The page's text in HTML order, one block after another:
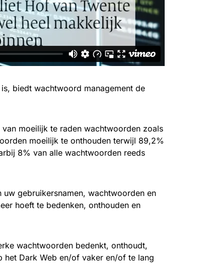
biedt wachtwoord management de
moeilijk te raden wachtwoorden zoals
moeilijk te onthouden terwijl 89,2%
8% van alle wachtwoorden reeds
gebruikersnamen, wachtwoorden en
hoeft te bedenken, onthouden en
wachtwoorden bedenkt, onthoudt,
Dark Web en/of vaker en/of te lang